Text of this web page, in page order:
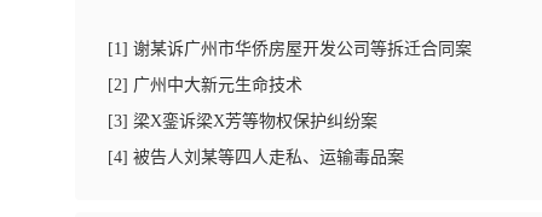
[1] 谢某诉广州市华侨房屋开发公司等拆迁合同案
[2] 广州中大新元生命技术
[3] 梁X銮诉梁X芳等物权保护纠纷案
[4] 被告人刘某等四人走私、运输毒品案